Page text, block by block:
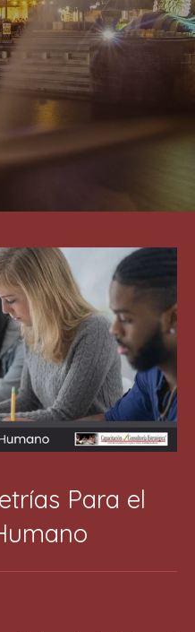
Para el